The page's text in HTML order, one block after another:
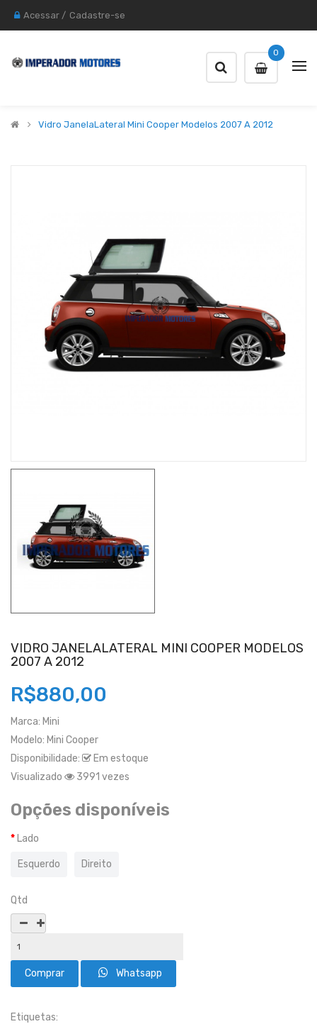
Acessar / Cadastre-se
0
Vidro JanelaLateral Mini Cooper Modelos 2007 A 2012
VIDRO JANELALATERAL MINI COOPER MODELOS
2007 A 2012
R$880,00
Marca: Mini
Modelo: Mini Cooper
Disponibilidade:
Em estoque
Visualizado
3991 vezes
Opções disponíveis
Lado
Esquerdo Direito
Qtd
Whatsapp
Etiquetas: